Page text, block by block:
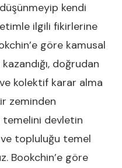
kendi
ilgili fikirlerine
göre kamusal
doğrudan
kolektif karar alma
zeminden
temelini devletin
ve topluluğu temel
Bookchin’e göre